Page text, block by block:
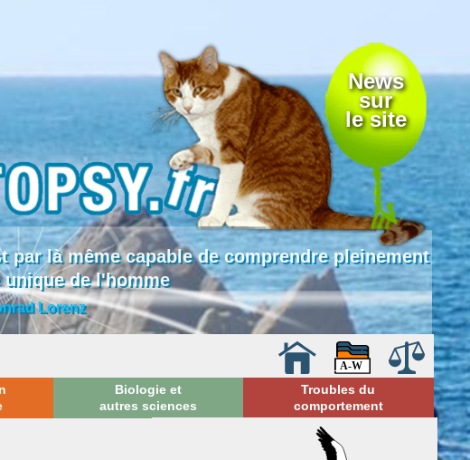
News
sur
le site
là même capable de comprendre pleinement
de l'homme
Lorenz
Biologie et
autres sciences
Troubles du
comportement